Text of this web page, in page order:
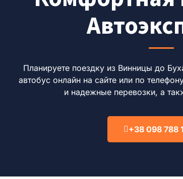
Планируете поездку из Винницы до
автобус онлайн на сайте или по
и надежные перевозки, а
+38 098 788